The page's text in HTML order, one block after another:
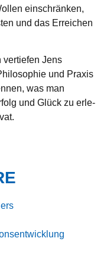
ein­schrän­ken,
und das Errei­chen
ver­tie­fen Jens
und Pra­xis
was man
und Glück zu erle­